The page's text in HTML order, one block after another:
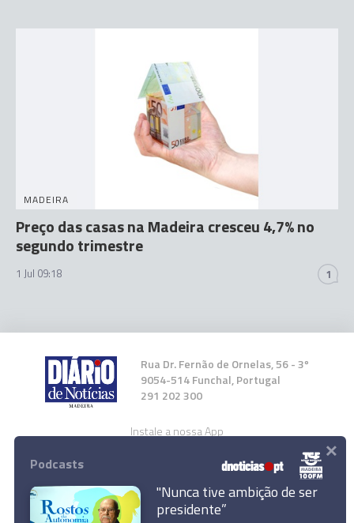
MADEIRA
Preço das casas na Madeira cresceu 4,7% no
segundo trimestre
1 Jul 09:18 1
Rua Dr. Fernão de Ornelas, 56 - 3º
9054-514 Funchal, Portugal
291 202 300
Instale a nossa App
Podcasts
"Nunca tive ambição de ser
presidente”
×